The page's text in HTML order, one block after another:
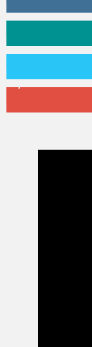
59 Követő
101 Követő
2,589 Feliratkozó